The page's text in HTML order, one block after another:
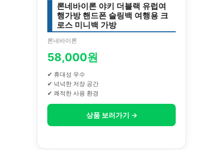
론네바이론 야키 더블랙 유럽여
행가방 핸드폰 슬링백 여행용 크
로스 미니백 가방
론네바이론
58,000원
✔ 휴대성 우수
✔ 넉넉한 저장 공간
✔ 쾌적한 사용 환경
상품 보러가기 →